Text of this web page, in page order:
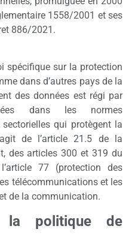
1558/2001 et ses
886/2021.
spécifique sur la protection
dans d’autres pays de la
des données est régi par
dans les normes
qui protègent la
de l’article 21.5 de la
des articles 300 et 319 du
77 (protection des
télécommunications et les
de la communication.
la politique de